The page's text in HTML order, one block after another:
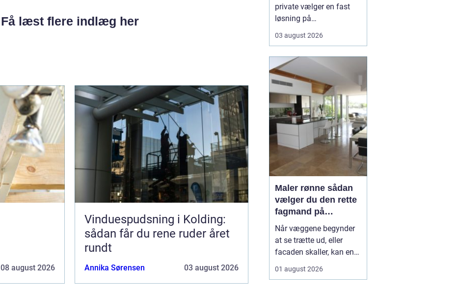
Få læst flere indlæg her
08 august 2026
Vinduespudsning i Kolding:
sådan får du rene ruder året
rundt
Annika Sørensen 03 august 2026
private vælger en fast
løsning på
både mere dagslys, et
førstehåndsindtryk og
mindre praktisk bøvl i
hverdagen. Mange i
området v&aeli...
03 august 2026
Maler rønne sådan
vælger du den rette
fagmand på
bornholm
Når væggene begynder
at se trætte ud, eller
facaden skaller, kan en
enorm forskel. Mange
01 august 2026